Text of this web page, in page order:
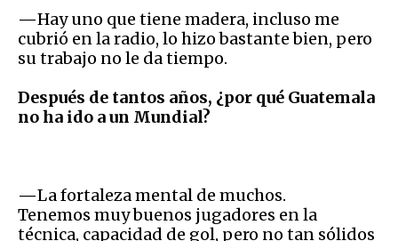
—Hay uno que tiene madera, incluso me
cubrió en la radio, lo hizo bastante bien, pero
su trabajo no le da tiempo.
Después de tantos años, ¿por qué Guatemala
no ha ido a un Mundial?
—La fortaleza mental de muchos.
Tenemos muy buenos jugadores en la
técnica, capacidad de gol, pero no tan sólidos